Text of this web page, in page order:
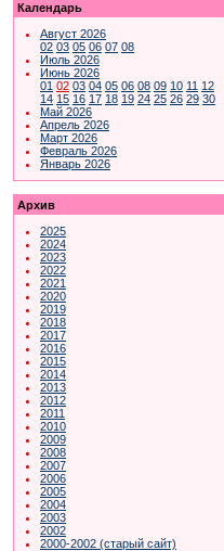
Календарь
Август 2026
02 03 05 06 07 08
Июль 2026
Июнь 2026
01 02 03 04 05 06 08 09 10 11 12
14 15 16 17 18 19 24 25 26 29 30
Май 2026
Апрель 2026
Март 2026
Февраль 2026
Январь 2026
Архив
2025
2024
2023
2022
2021
2020
2019
2018
2017
2016
2015
2014
2013
2012
2011
2010
2009
2008
2007
2006
2005
2004
2003
2002
2000-2002 (старый сайт)